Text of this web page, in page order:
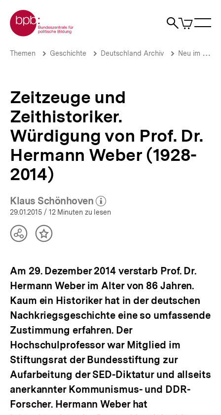
zum
Seiteninhalt
springen
Zur Startseite der bpb
Suche
Artikel
im
Zeitzeuge
von
Prof.
Dr.
Hermann
Weber
(1928-
2014)
Neue
Beiträge
DA
Brotkrümelnavigation
Pfadnavigation
Themen Geschichte Deutschland Archiv Neu im DA
Zeitzeuge und
Zeithistoriker.
Würdigung von Prof. Dr.
Hermann Weber (1928-
2014)
Klaus Schönhoven
(Mehr zum Autor)
öffnen
29.01.2015 / 12 Minuten zu lesen
TeilenInhalt
Am 29. Dezember 2014 verstarb Prof. Dr.
Hermann Weber im Alter von 86 Jahren.
Kaum ein Historiker hat in der deutschen
Nachkriegsgeschichte eine so umfassende
Zustimmung erfahren. Der
Hochschulprofessor war Mitglied im
Stiftungsrat der Bundesstiftung zur
Aufarbeitung der SED-Diktatur und allseits
anerkannter Kommunismus- und DDR-
Forscher. Hermann Weber hat